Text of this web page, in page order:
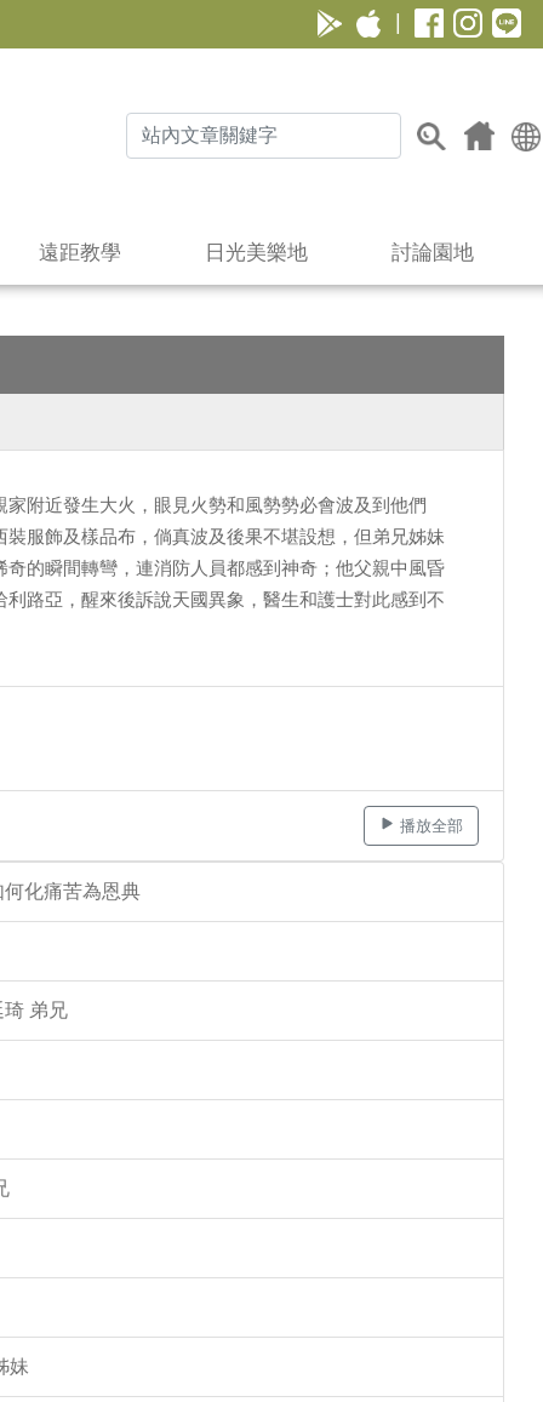
遠距教學 日光美樂地 討論園地
附近發生大火，眼見火勢和風勢勢必會波及到他們
服飾及樣品布，倘真波及後果不堪設想，但弟兄姊妹
的瞬間轉彎，連消防人員都感到神奇；他父親中風昏
路亞，醒來後訴說天國異象，醫生和護士對此感到不
播放全部
化痛苦為恩典
弟兄
妹